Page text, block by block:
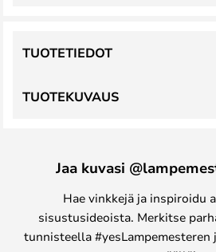
TUOTEKUVAUS
TUOTETIEDOT
Jaa kuvasi
Hae vinkkejä ja inspiroidu
sisustusideoista. Merkitse
tunnisteella #yesLampemesteren